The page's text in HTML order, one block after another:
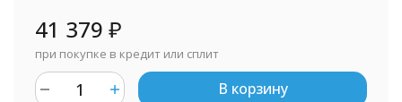
41 379 ₽
при покупке в кредит или сплит
В корзину